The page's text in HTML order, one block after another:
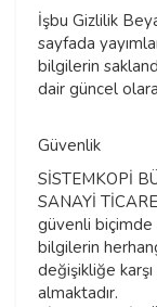
İşbu Gizlilik
sayfada
bilgilerin
dair güncel
Güvenlik
SİSTEMKOPİ
SANAYİ
güvenli biçimde
bilgilerin
değişikliğe
almaktadır.